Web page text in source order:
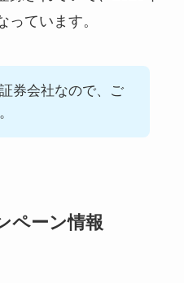
ています。
券会社なので、ご
ペーン情報